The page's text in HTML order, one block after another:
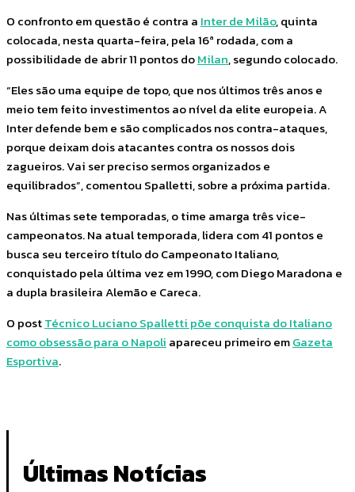
O confronto em questão é contra a Inter de Milão, quinta
colocada, nesta quarta-feira, pela 16ª rodada, com a
possibilidade de abrir 11 pontos doMilan, segundo colocado.
“Eles são uma equipe de topo, que nos últimos três anos e
meio tem feito investimentos ao nível da elite europeia. A
Inter defende bem e são complicados nos contra-ataques,
porque deixam dois atacantes contra os nossos dois
zagueiros. Vai ser preciso sermos organizados e
equilibrados”, comentou Spalletti, sobre a próxima partida.
Nas últimas sete temporadas, o time amarga três vice-
campeonatos. Na atual temporada, lidera com 41 pontos e
busca seu terceiro título do Campeonato Italiano,
conquistado pela última vez em 1990, com Diego Maradona e
a dupla brasileira Alemão e Careca.
O postTécnico Luciano Spalletti põe conquista do Italiano
como obsessão para o Napoli apareceu primeiro emGazeta
Esportiva.
Últimas Notícias